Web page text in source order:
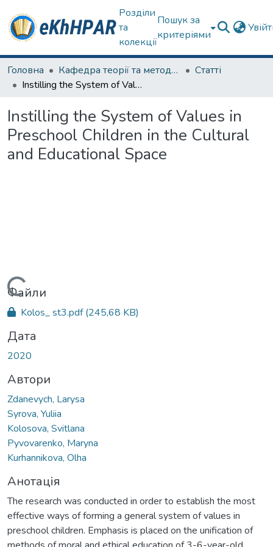
Розділи
та
колекції
Пошук за
критеріями
Головна Кафедра теорії та методик дошкільної освіти
Статті
Instilling the System of Values in Preschool Children in the Cultural and Educational Space
Instilling the System of Values in
Preschool Children in the Cultural
and Educational Space
Вантажиться...
Файли
Kolos_ st3.pdf(245,68 KB)
Дата
2020
Автори
Zdanevych, Larysa
Syrova, Yuliia
Kolosova, Svitlana
Pyvovarenko, Maryna
Kurhannikova, Olha
Анотація
The research was conducted in order to establish the most
effective ways of forming a general system of values in
preschool children. Emphasis is placed on the unification of